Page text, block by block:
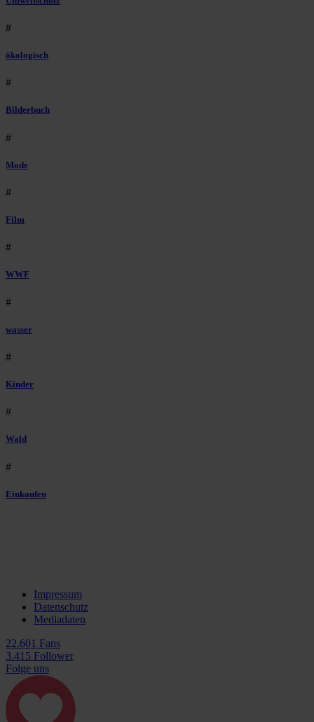
#
ökologisch
#
Bilderbuch
#
Mode
#
Film
#
WWF
#
wasser
#
Kinder
#
Wald
#
Einkaufen
Impressum
Datenschutz
Mediadaten
22.601 Fans
3.415 Follower
Folge uns